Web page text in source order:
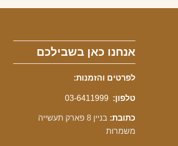
אנחנו כאן בשבילכם
לפרטים והזמנות:
טלפון: 03-6411999
כתובת:
בניין 8 פארק תעשייה
משמרות